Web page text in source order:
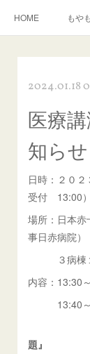
HOME もや
入会について
2024.01.18
医療
知らせ
日時：２０
受付 13:00）
場所：日本赤
事日赤病院）
３病棟１
内容：13:30
13:40～
題』